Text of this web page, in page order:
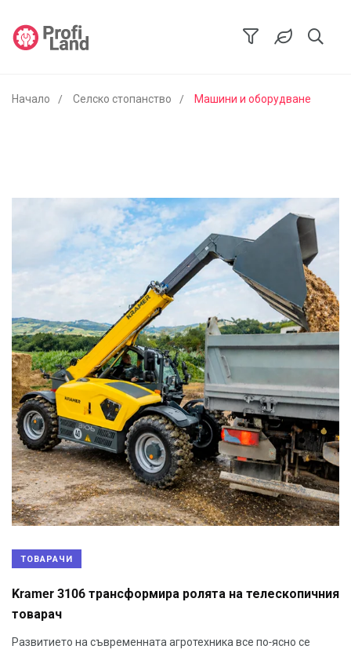
Начало Селско стопанство Машини и оборудване
ТОВАРАЧИ
Kramer 3106 трансформира ролята на телескопичния
товарач
Развитието на съвременната агротехника все по-ясно се